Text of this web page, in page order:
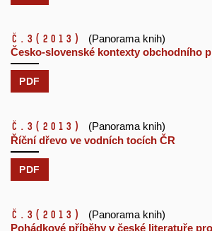
č.3 (2013)
(Panorama knih)
Česko-slovenské kontexty obchodního
PDF
č.3 (2013)
(Panorama knih)
Říční dřevo ve vodních tocích ČR
PDF
č.3 (2013)
(Panorama knih)
Pohádkové příběhy v české literatuře